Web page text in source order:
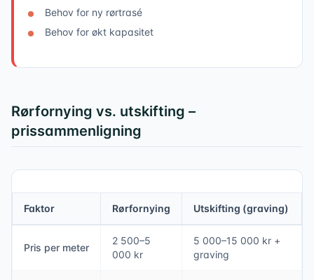
Behov for ny rørtrasé
Behov for økt kapasitet
Rørfornying vs. utskifting –
prissammenligning
Faktor Rørfornying Utskifting (graving)
Pris per meter
2 500–5
000 kr
5 000–15 000 kr +
graving